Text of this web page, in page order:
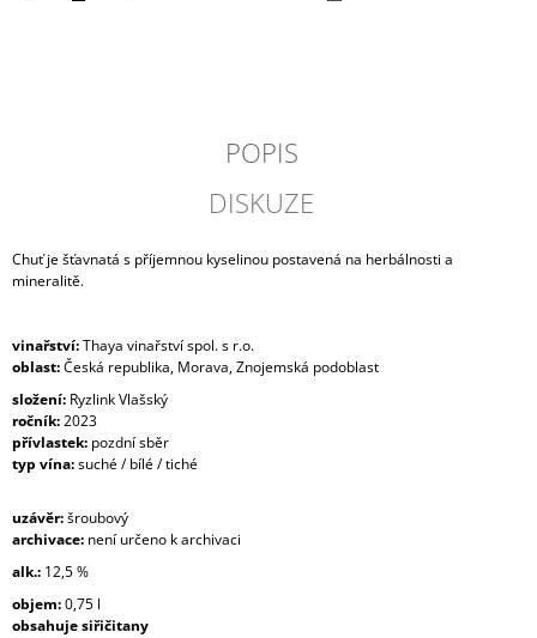
POPIS
DISKUZE
Chuť je šťavnatá s příjemnou kyselinou postavená na herbálnosti a
mineralitě.
vinařství:Thaya vinařství spol. s r.o.
oblast:Česká republika, Morava, Znojemská podoblast
složení: Ryzlink Vlašský
ročník:2023
přívlastek: pozdní sběr
typ vína:suché / bílé / tiché
uzávěr:šroubový
archivace: není určeno k archivaci
alk.: 12,5 %
objem:0,75 l
obsahuje siřičitany